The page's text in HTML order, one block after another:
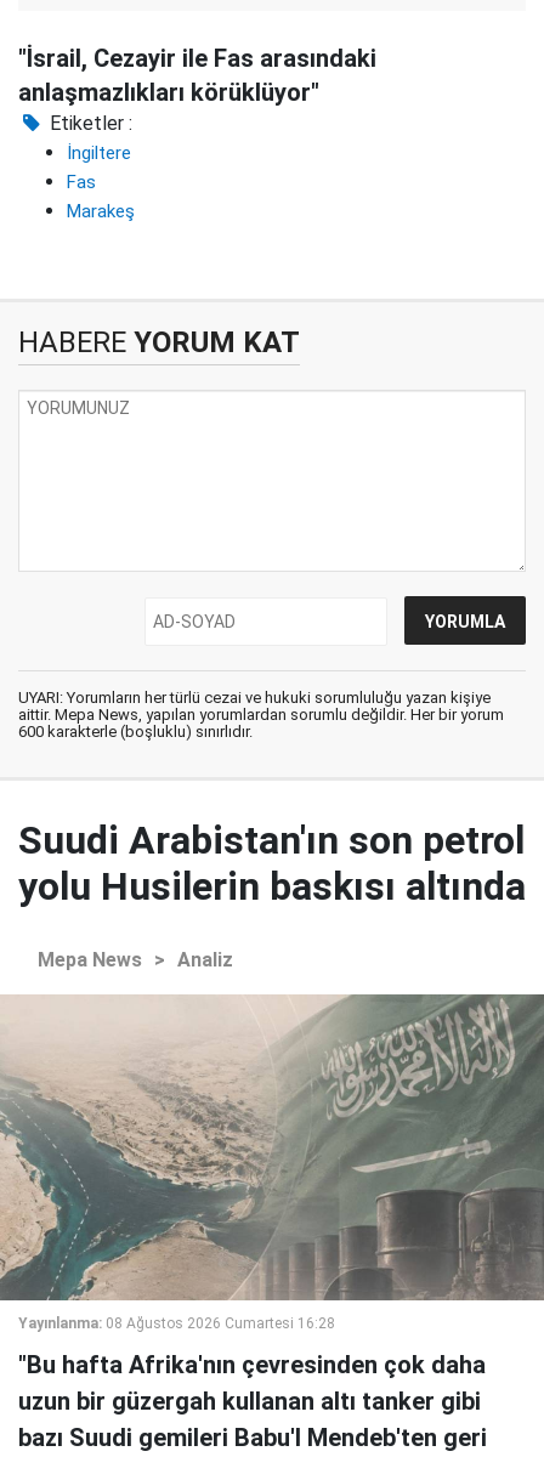
"İsrail, Cezayir ile Fas arasındaki
anlaşmazlıkları körüklüyor"
Etiketler :
İngiltere
Fas
Marakeş
HABERE YORUM KAT
UYARI: Yorumların her türlü cezai ve hukuki sorumluluğu yazan kişiye
aittir. Mepa News, yapılan yorumlardan sorumlu değildir. Her bir yorum
600 karakterle (boşluklu) sınırlıdır.
Suudi Arabistan'ın son petrol
yolu Husilerin baskısı altında
Mepa News > Analiz
Yayınlanma: 08 Ağustos 2026 Cumartesi 16:28
"Bu hafta Afrika'nın çevresinden çok daha
uzun bir güzergah kullanan altı tanker gibi
bazı Suudi gemileri Babu'l Mendeb'ten geri